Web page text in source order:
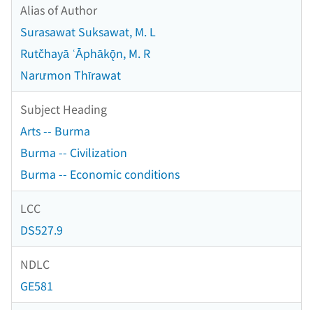
Alias of Author
Surasawat Suksawat, M. L
Rutčhayā ʿĀphākǭn, M. R
Narưmon Thīrawat
Subject Heading
Arts -- Burma
Burma -- Civilization
Burma -- Economic conditions
LCC
DS527.9
NDLC
GE581